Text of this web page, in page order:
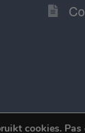
cookies.